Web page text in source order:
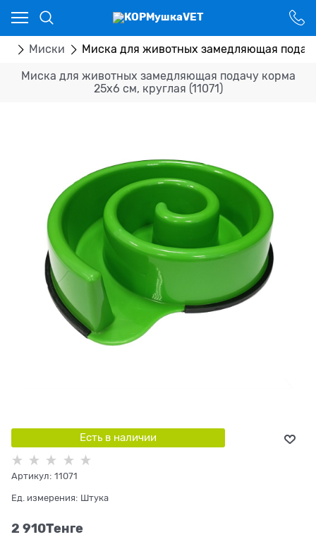
Миски Миска для животных замедляющая
Миска для животных замедляющая подачу корма
25х6 см, круглая (11071)
Есть в наличии
Артикул: 11071
Ед. измерения: Штука
2 910Tенге
Ваш город - Костанай,
угадали?
НЕТ